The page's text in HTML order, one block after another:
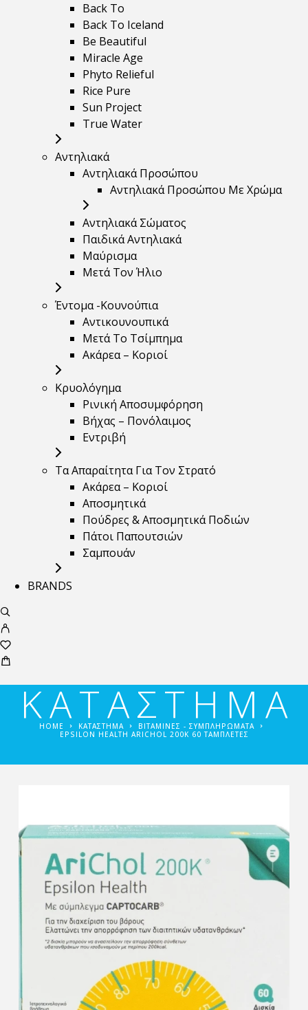
Back To
Back To Iceland
Be Beautiful
Miracle Age
Phyto Relieful
Rice Pure
Sun Project
True Water
Αντηλιακά
Αντηλιακά Προσώπου
Αντηλιακά Προσώπου Με Χρώμα
Αντηλιακά Σώματος
Παιδικά Αντηλιακά
Μαύρισμα
Mετά Τον Ήλιο
Έντομα -Κουνούπια
Αντικουνουπικά
Μετά Το Τσίμπημα
Ακάρεα – Κοριοί
Κρυολόγημα
Ρινική Αποσυμφόρηση
Βήχας – Πονόλαιμος
Εντριβή
Τα Απαραίτητα Για Τον Στρατό
Ακάρεα – Κοριοί
Αποσμητικά
Πούδρες & Αποσμητικά Ποδιών
Πάτοι Παπουτσιών
Σαμπουάν
BRANDS
ΚΑΤΑΣΤΗΜΑ
HOME ΚΑΤΑΣΤΗΜΑ
ΒΙΤΑΜΊΝΕΣ - ΣΥΜΠΛΗΡΏΜΑΤΑ
EPSILON HEALTH ARICHOL 200Κ 60 ΤΑΜΠΛΈΤΕΣ